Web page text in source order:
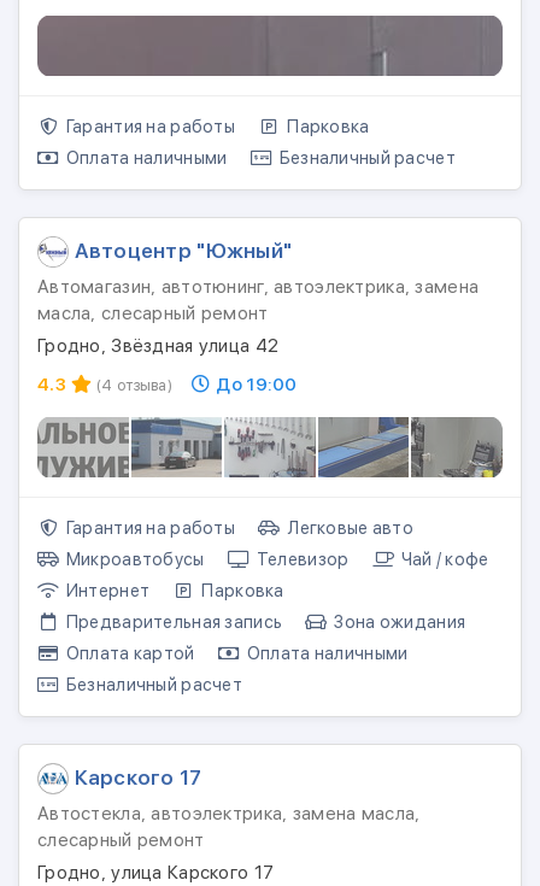
Гарантия на работы
Парковка
Оплата наличными
Безналичный расчет
Автоцентр "Южный"
Автомагазин, автотюнинг, автоэлектрика, замена
масла, слесарный ремонт
Гродно, Звёздная улица 42
4.3
(4 отзыва) До 19:00
Гарантия на работы
Легковые авто
Микроавтобусы
Телевизор
Чай / кофе
Интернет
Парковка
Предварительная запись
Зона ожидания
Оплата картой
Оплата наличными
Безналичный расчет
Карского 17
Автостекла, автоэлектрика, замена масла,
слесарный ремонт
Гродно, улица Карского 17